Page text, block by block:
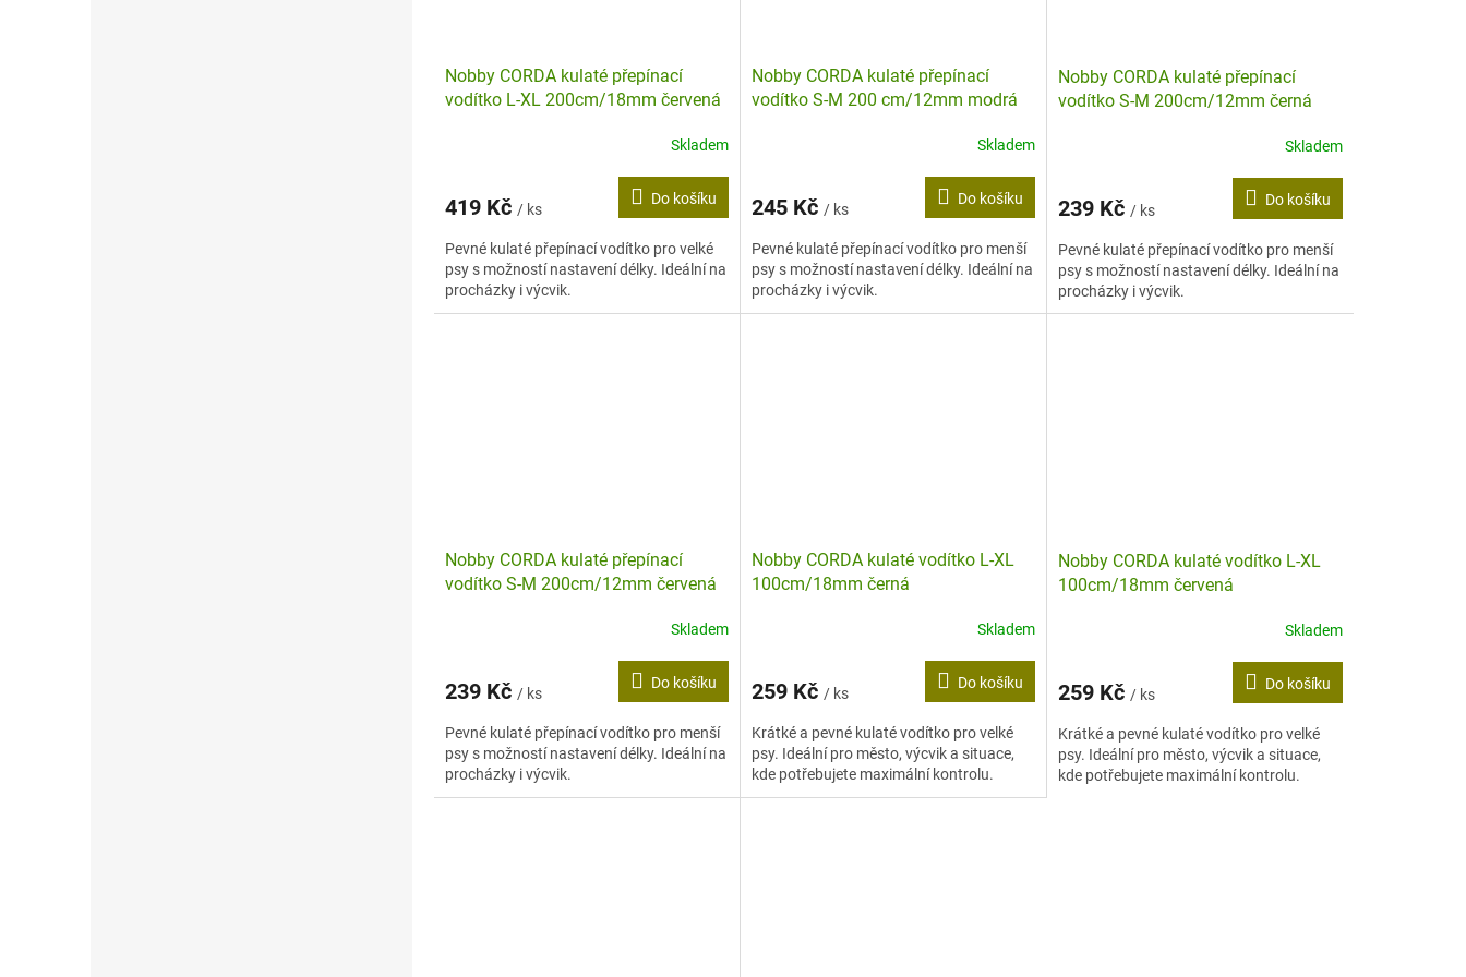
Nobby CORDA kulaté přepínací
vodítko L-XL 200cm/18mm červená
Skladem
419 Kč / ks
Do košíku
Pevné kulaté přepínací vodítko pro velké
psy s možností nastavení délky. Ideální na
procházky i výcvik.
Nobby CORDA kulaté přepínací
vodítko S-M 200 cm/12mm modrá
Skladem
245 Kč / ks
Do košíku
Pevné kulaté přepínací vodítko pro menší
psy s možností nastavení délky. Ideální na
procházky i výcvik.
Nobby CORDA kulaté přepínací
vodítko S-M 200cm/12mm černá
Skladem
239 Kč / ks
Do košíku
Pevné kulaté přepínací vodítko pro menší
psy s možností nastavení délky. Ideální na
procházky i výcvik.
Nobby CORDA kulaté přepínací
vodítko S-M 200cm/12mm červená
Skladem
239 Kč / ks
Do košíku
Pevné kulaté přepínací vodítko pro menší
psy s možností nastavení délky. Ideální na
procházky i výcvik.
Nobby CORDA kulaté vodítko L-XL
100cm/18mm černá
Skladem
259 Kč / ks
Do košíku
Krátké a pevné kulaté vodítko pro velké
psy. Ideální pro město, výcvik a situace,
kde potřebujete maximální kontrolu.
Nobby CORDA kulaté vodítko L-XL
100cm/18mm červená
Skladem
259 Kč / ks
Do košíku
Krátké a pevné kulaté vodítko pro velké
psy. Ideální pro město, výcvik a situace,
kde potřebujete maximální kontrolu.